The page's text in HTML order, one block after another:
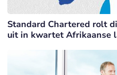
Standard Chartered rolt
uit in kwartet Afrikaanse